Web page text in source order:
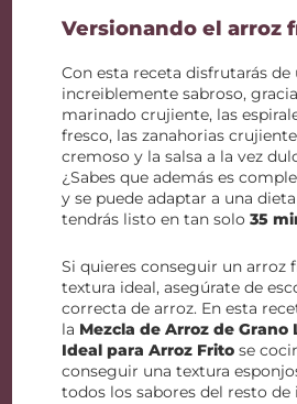
Versionando el arroz
Con esta receta disfrutarás de
increiblemente sabroso,
marinado crujiente, las
fresco, las zanahorias
cremoso y la salsa a la vez
¿Sabes que además es
y se puede adaptar a una
tendrás listo en tan solo35
Si quieres conseguir un arroz
textura ideal, asegúrate de
correcta de arroz. En esta
la Mezcla de Arroz de Grano
Ideal para Arroz Frito se
conseguir una textura
todos los sabores del resto de